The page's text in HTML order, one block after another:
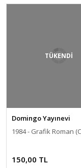
TÜKENDİ
Domingo Yayınevi
1984 - Grafik Roman
150,00 TL